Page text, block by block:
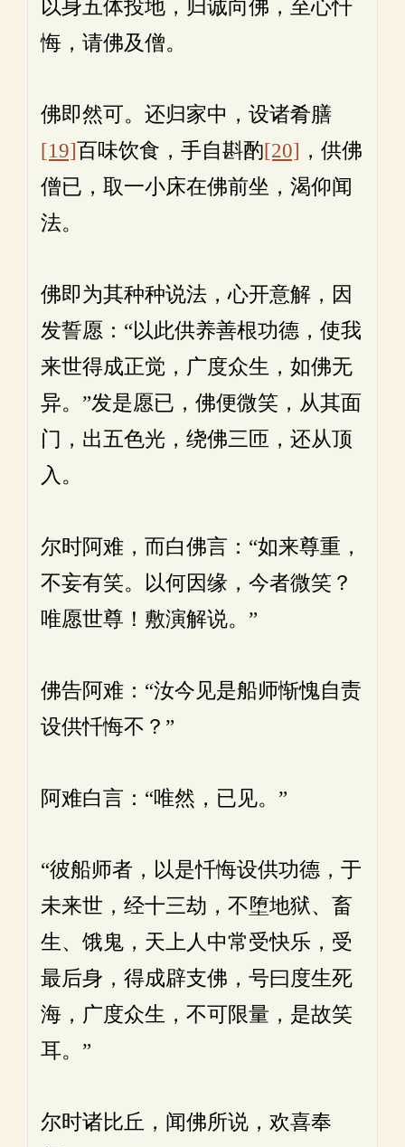
以身五体投地，归诚向佛，至心忏
悔，请佛及僧。
佛即然可。还归家中，设诸肴膳
[19]百味饮食，手自斟酌[20] ，供佛
僧已，取一小床在佛前坐，渴仰闻
法。
佛即为其种种说法，心开意解，因
发誓愿：“以此供养善根功德，使我
来世得成正觉，广度众生，如佛无
异。”发是愿已，佛便微笑，从其面
门，出五色光，绕佛三匝，还从顶
入。
尔时阿难，而白佛言：“如来尊重，
不妄有笑。以何因缘，今者微笑？
唯愿世尊！敷演解说。”
佛告阿难：“汝今见是船师惭愧自责
设供忏悔不？”
阿难白言：“唯然，已见。”
“彼船师者，以是忏悔设供功德，于
未来世，经十三劫，不堕地狱、畜
生、饿鬼，天上人中常受快乐，受
最后身，得成辟支佛，号曰度生死
海，广度众生，不可限量，是故笑
耳。”
尔时诸比丘，闻佛所说，欢喜奉